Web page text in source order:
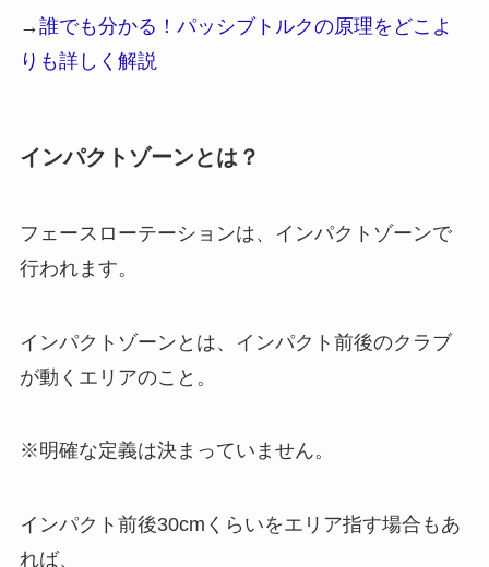
→誰でも分かる！パッシブトルクの原理をどこよ
りも詳しく解説
インパクトゾーンとは？
フェースローテーションは、インパクトゾーンで
行われます。
インパクトゾーンとは、インパクト前後のクラブ
が動くエリアのこと。
※明確な定義は決まっていません。
インパクト前後30cmくらいをエリア指す場合もあ
れば、